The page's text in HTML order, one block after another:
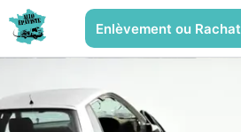
Enlèvement ou Rachat